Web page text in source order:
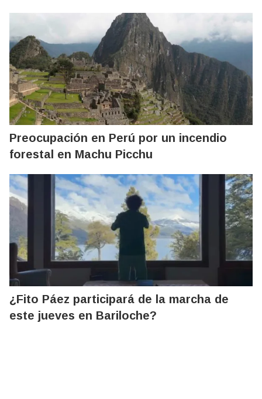
Preocupación en Perú por un incendio
forestal en Machu Picchu
¿Fito Páez participará de la marcha de
este jueves en Bariloche?